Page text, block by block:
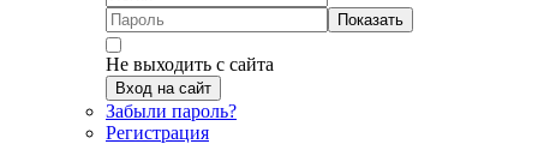
Показать
Не выходить с сайта
Вход на сайт
Забыли пароль?
Регистрация